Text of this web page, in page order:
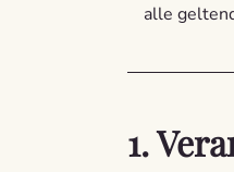
alle
1.